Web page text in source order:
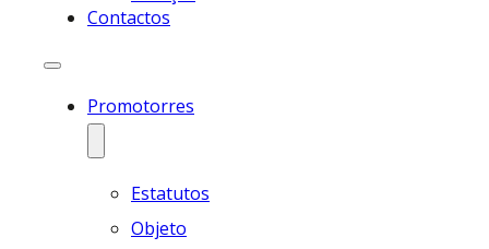
Contactos
Promotorres
Estatutos
Objeto